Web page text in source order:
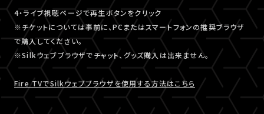
4・ライブ視聴ページで再生ボタンをクリック
※チケットについては事前に、PCまたはスマートフォンの推奨ブラウザ
で購入してください。
※Silkウェブブラウザでチャット、グッズ購入は出来ません。
Fire TVでSilkウェブブラウザを使用する方法はこちら